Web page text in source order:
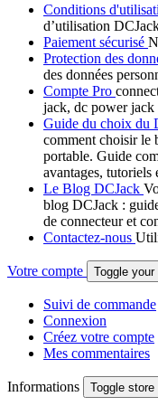
Conditions
d’utilisation
Paiement sécurisé
Protection des
des données
Compte Pro
jack, dc power jack
Guide du choix du
comment choisir le
portable. Guide
avantages, tutoriels
Le Blog DCJack
blog DCJack :
de connecteur et
Contactez-nous
Votre compte Toggle
Suivi de commande
Connexion
Créez votre compte
Mes commentaires
Informations Toggle